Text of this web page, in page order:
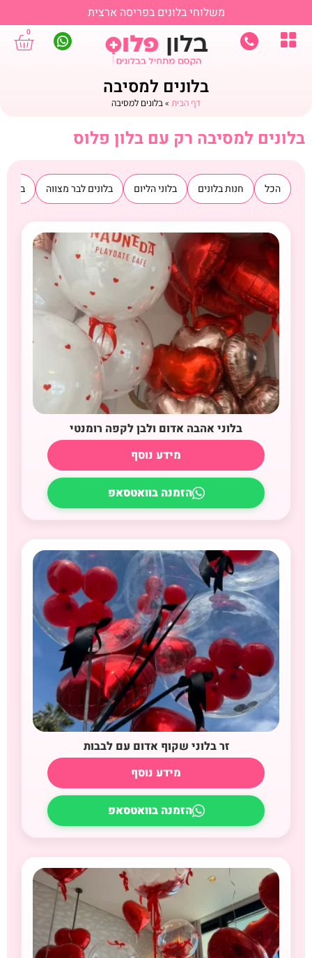
משלוחי בלונים בפריסה ארצית
0
בלונים למסיבה
דף הבית »בלונים למסיבה
בלונים למסיבה רק עם בלון פלוס
הכל חנות בלונים בלוני הליום בלונים לבר מצווה
בלוני אהבה אדום ולבן לקפה רומנטי
מידע נוסף
הזמנה בוואטסאפ
זר בלוני שקוף אדום עם לבבות
מידע נוסף
הזמנה בוואטסאפ